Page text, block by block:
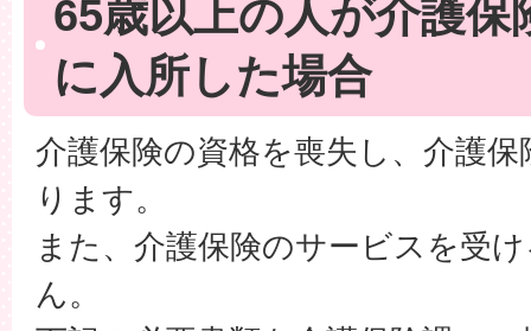
65歳以上の人が介護保
に入所した場合
介護保険の資格を喪失し、介護
ります。
また、介護保険のサービスを受
ん。